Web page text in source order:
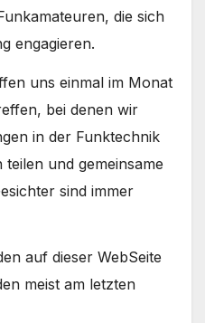
die sich
engagieren.
uns einmal im Monat
bei denen wir
in der Funktechnik
und gemeinsame
sind immer
auf dieser WebSeite
meist am letzten